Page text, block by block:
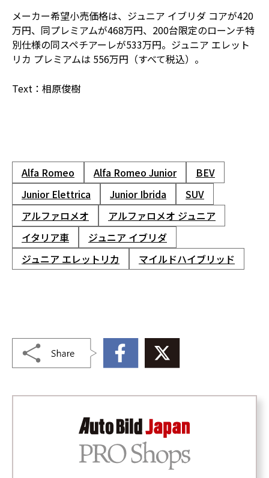
メーカー希望小売価格は、ジュニア イブリダ コアが420
万円、同プレミアムが468万円、200台限定のローンチ特
別仕様の同スペチアーレが533万円。ジュニア エレット
リカ プレミアムは 556万円（すべて税込）。
Text：相原俊樹
Alfa Romeo Alfa Romeo Junior
BEV
Junior Elettrica
Junior Ibrida
SUV
アルファロメオ
アルファロメオ ジュニア
イタリア車
ジュニア イブリダ
ジュニア エレットリカ
マイルドハイブリッド